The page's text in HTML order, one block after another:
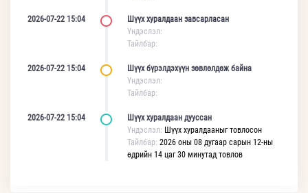
2026-07-22 15:04
Шүүх хуралдаан завсарласан
Үндэслэл:
Тайлбар:
2026-07-22 15:04
Шүүх бүрэлдэхүүн зөвлөлдөж байна
Үндэслэл:
Тайлбар:
2026-07-22 15:04
Шүүх хуралдаан дууссан
Үндэслэл: Шүүх хуралдааныг товлосон
Тайлбар: 2026 оны 08 дугаар сарын 12-ны
өдрийн 14 цаг 30 минутад товлов